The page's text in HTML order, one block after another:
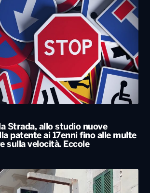
Strada, allo studio nuove
patente ai 17enni fino alle multe
sulla velocità. Eccole